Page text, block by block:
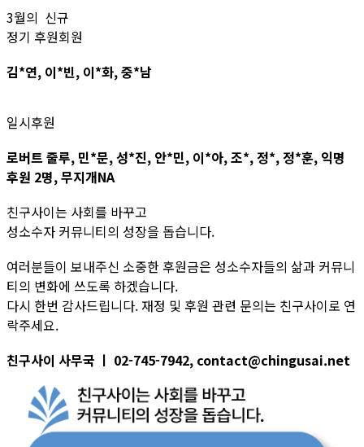
3월의 신규
정기 후원회원
김*연, 이*빈, 이*화, 중*남
일시후원
로버트 줄루, 민*문, 성*진, 안*민, 이*아, 조*, 정*, 정*훈, 익명
후원 2명, 무지개NA
친구사이는 사회를 바꾸고
성소수자 커뮤니티의 성장을 돕습니다.
여러분들이 보내주신 소중한 후원금은 성소수자들의 삶과 커뮤니
티의 변화에 쓰도록 하겠습니다.
다시 한번 감사드립니다. 재정 및 후원 관련 문의는 친구사이로 연
락주세요.
친구사이 사무국 ㅣ 02-745-7942, contact@chingusai.net